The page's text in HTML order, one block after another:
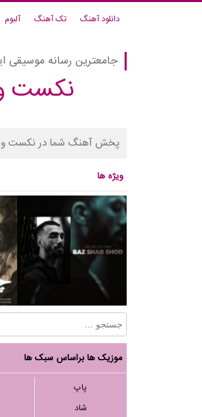
دانلود آهنگ تک آهنگ آلبوم
جامعترین رسانه موسیقی
نکست
پخش آهنگ شما در نکست
ویژه ها
موزیک ها براساس سبک ها
پاپ
شاد